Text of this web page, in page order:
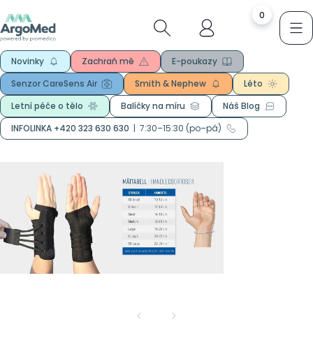
0
Novinky Zachraň mě
E-poukazy
Senzor CareSens Air
Smith & Nephew
Léto
Letní péče o tělo
Balíčky na míru
Náš Blog
INFOLINKA +420 323 630 630 | 7:30–15:30 (po–pá)